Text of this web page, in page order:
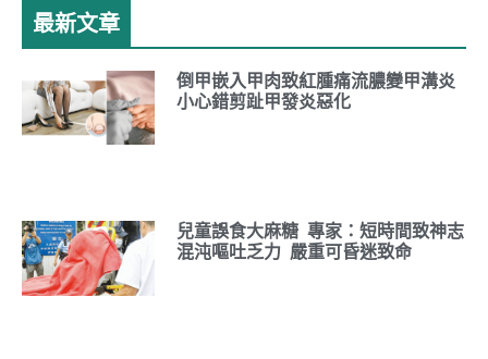
最新文章
倒甲嵌入甲肉致紅腫痛流膿變甲溝炎
小心錯剪趾甲發炎惡化
兒童誤食大麻糖 專家：短時間致神志
混沌嘔吐乏力 嚴重可昏迷致命